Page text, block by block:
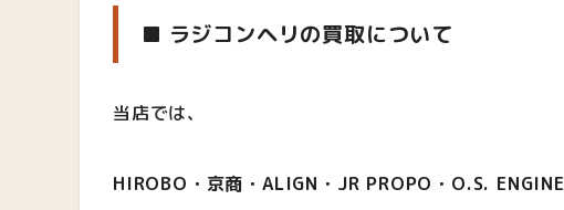
■ ラジコンヘリの買取について
当店では、
HIROBO・京商・ALIGN・JR PROPO・O.S. ENGINE